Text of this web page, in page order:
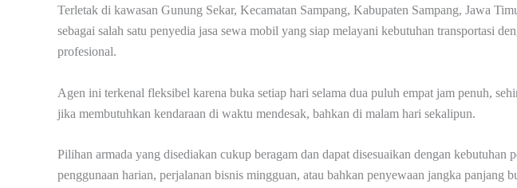
Terletak di kawasan Gunung Sekar, Kecamatan Sampang, Kabupaten Sampang, Jawa
sebagai salah satu penyedia jasa sewa mobil yang siap melayani kebutuhan transportasi
profesional.
Agen ini terkenal fleksibel karena buka setiap hari selama dua puluh empat jam penuh,
jika membutuhkan kendaraan di waktu mendesak, bahkan di malam hari sekalipun.
Pilihan armada yang disediakan cukup beragam dan dapat disesuaikan dengan kebutuhan
penggunaan harian, perjalanan bisnis mingguan, atau bahkan penyewaan jangka panjang